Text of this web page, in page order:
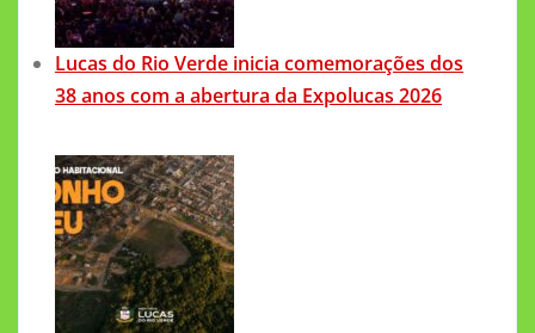
Lucas do Rio Verde inicia comemorações dos
38 anos com a abertura da Expolucas 2026